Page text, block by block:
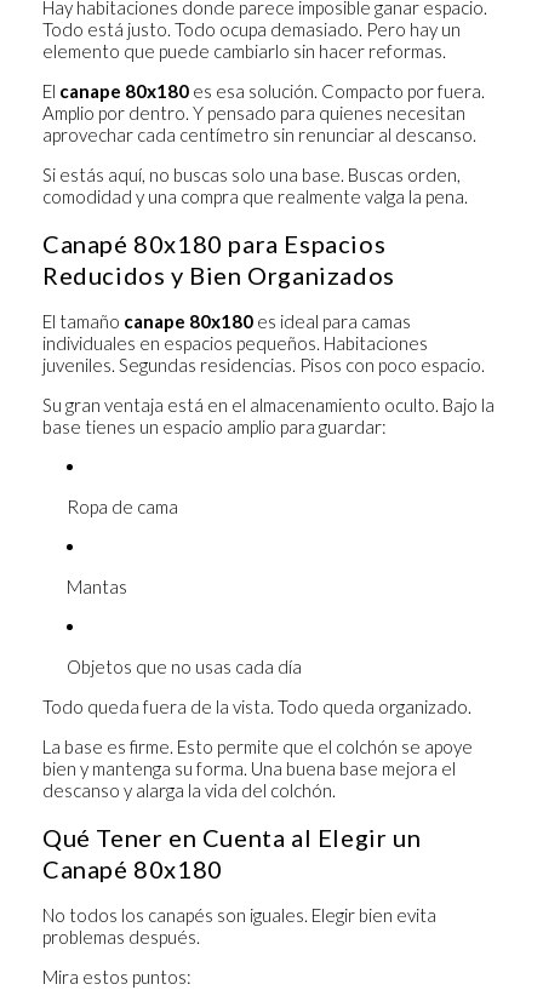
Hay habitaciones donde parece imposible ganar espacio.
Todo está justo. Todo ocupa demasiado. Pero hay un
elemento que puede cambiarlo sin hacer reformas.
El canape 80x180 es esa solución. Compacto por fuera.
Amplio por dentro. Y pensado para quienes necesitan
aprovechar cada centímetro sin renunciar al descanso.
Si estás aquí, no buscas solo una base. Buscas orden,
comodidad y una compra que realmente valga la pena.
Canapé 80x180 para Espacios
Reducidos y Bien Organizados
El tamaño canape 80x180 es ideal para camas
individuales en espacios pequeños. Habitaciones
juveniles. Segundas residencias. Pisos con poco espacio.
Su gran ventaja está en el almacenamiento oculto. Bajo la
base tienes un espacio amplio para guardar:
Ropa de cama
Mantas
Objetos que no usas cada día
Todo queda fuera de la vista. Todo queda organizado.
La base es firme. Esto permite que el colchón se apoye
bien y mantenga su forma. Una buena base mejora el
descanso y alarga la vida del colchón.
Qué Tener en Cuenta al Elegir un
Canapé 80x180
No todos los canapés son iguales. Elegir bien evita
problemas después.
Mira estos puntos: